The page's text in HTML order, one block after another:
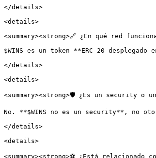
</details>
<details>
<summary><strong>🔗 ¿En qué red
$WINS es un token **ERC-20
</details>
<details>
<summary><strong>🛡️ ¿Es un security o
No. **$WINS no es un security**, no
</details>
<details>
<summary><strong>⚽ ¿Está relacionado